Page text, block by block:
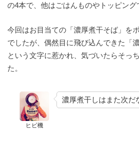
の4本で、他はごはんものやトッピング
今回はお目当ての「濃厚煮干そば」
でしたが、偶然目に飛び込んできた「
という文字に惹かれ、気づいたらそっ
た。
ヒビ機
濃厚煮干しはまた次だ